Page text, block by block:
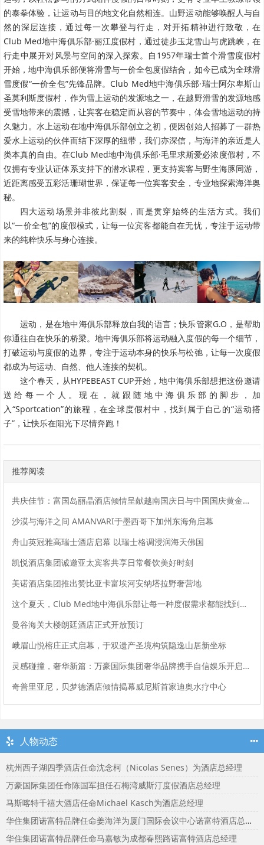
的泰拳体验，让运动与目的地文化自然相连。山野运动能够唤醒人与自
然的深层连接，通过每一次攀登与行走，对开拓精神进行致敬，在
Club Med地中海俱乐部·丽江度假村，通过徒步玉龙雪山与虎跳峡，在
行走中展开对风景与空间的深入探索。自1957年瑞士首个滑雪度假村
开始，地中海俱乐部便将滑雪与一价全包度假结合，如今已成为全球滑
雪度假“一价全包”先锋品牌。Club Med地中海俱乐部·瑞士阿尔卑斯山
圣莫利斯度假村，作为雪上运动的发源地之一，在越野滑雪的发源地感
受雪地带来的震撼，让宾客在稳定而从容的节奏中，体会雪地运动的持
久魅力。水上运动在地中海俱乐部创立之初，便因创始人招募了一群热
爱水上运动的伙伴而结下深厚的纽带，我们亦深信，与海洋的亲近是人
类本真的自由。在Club Med地中海俱乐部·毛里求斯爱必浓度假村，不
仅拥有专业认证体系支持下的潜水课程，更支持宾客与野生海豚同游，
近距离感受五彩活珊瑚世界，保证每一位宾客安全，专业地探索海洋奥
秘。
四大运动场景并非彼此割裂，而是贯穿始终的生活方式。我们
以“一价全包”的度假模式，让每一位宾客都能自在无忧，专注于运动带
来的纯粹快乐与身心连接。
运动，是在地中海俱乐部释放自我的语言；快乐管家G.O，是帮助
你通往自在快乐的桥梁。地中海俱乐部将运动融入度假的每一个细节，
打破运动与度假的边界，专注于运动本身的快乐与松弛，让每一次度假
都成为与运动、自然、他人连接的契机。
这个春天，从HYPEBEAST CUP开始，地中海俱乐部想把这份邀请
送给每一个人。现在，就跟随地中海俱乐部的脚步，加
入“Sportcation”的旅程，在全球度假村中，找到属于自己的“运动搭
子”，让快乐在阳光下尽情奔跑！
推荐阅读
共庆佳节：富国岛丽晶酒店倾情呈献越南国庆日与中国国庆黄金周精彩活动
沙漠与海洋之间 AMANVARI于墨西哥下加州东海角启幕
舟山英冠雅高瑞士酒店启幕 以瑞士格调浸润海天佛国
凯悦酒店集团诚邀亚太宾客共享日常餐饮美好时刻
美诺酒店集团推出赞比亚卡富埃河安纳塔拉野奢营地
这个夏天，Club Med地中海俱乐部让每一种度假需求都能找到回音
曼谷海关大楼朗廷酒店正式开放预订
峨眉山悦榕庄正式启幕，于双遗产圣境构筑隐逸山居新坐标
灵感碰撞，奢华新篇：万豪国际集团奢华品牌携手自信娱乐开启大中华区品牌合作
奇普里亚尼，贝梦德酒店倾情揭幕威尼斯首家迪奥水疗中心
人物动态
杭州西子湖四季酒店任命沈念柯（Nicolas Senes）为酒店总经理
万豪国际集团任命陈国军担任石梅湾威斯汀度假酒店总经理
马斯喀特千禧大酒店任命Michael Kasch为酒店总经理
华住集团诺富特品牌任命姜海洋为厦门国际会议中心诺富特酒店总经理
华住集团诺富特品牌任命马嘉敏为成都春熙路诺富特酒店总经理